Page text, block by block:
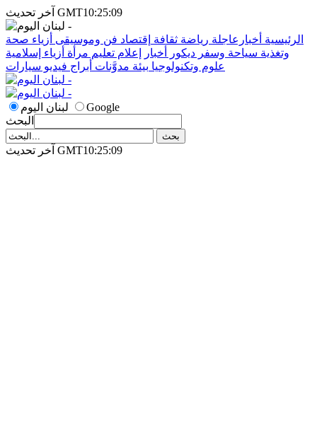
آخر تحديث GMT10:25:09
الرئيسية أخبارعاجلة رياضة ثقافة إقتصاد فن وموسيقى أزياء صحة
وتغذية سياحة وسفر ديكور أخبار إعلام تعليم مرأة أزياء إسلامية
علوم وتكنولوجيا بيئة مدوَّنات أبراج فيديو سيارات
لبنان اليوم
Google
البحث
آخر تحديث GMT10:25:09